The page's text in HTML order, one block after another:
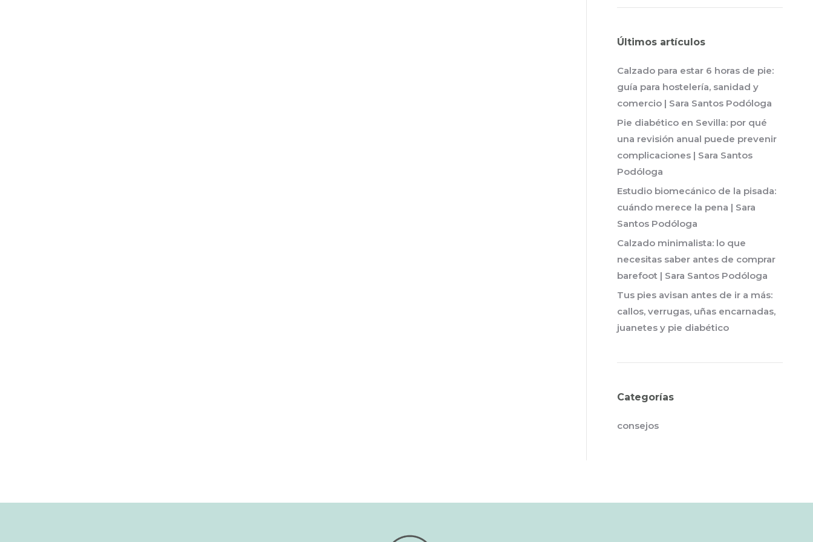
Últimos artículos
Calzado para estar 6 horas de pie:
guía para hostelería, sanidad y
comercio | Sara Santos Podóloga
Pie diabético en Sevilla: por qué
una revisión anual puede prevenir
complicaciones | Sara Santos
Podóloga
Estudio biomecánico de la pisada:
cuándo merece la pena | Sara
Santos Podóloga
Calzado minimalista: lo que
necesitas saber antes de comprar
barefoot | Sara Santos Podóloga
Tus pies avisan antes de ir a más:
callos, verrugas, uñas encarnadas,
juanetes y pie diabético
Categorías
consejos